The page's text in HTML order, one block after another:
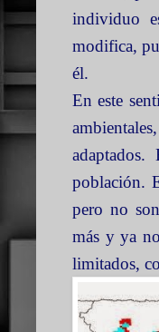
individuo
modifica,
él.
En este
población.
pero no
más y ya
limitados,